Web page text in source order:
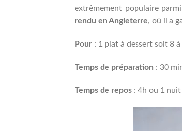
extrêmement populaire
rendu en Angleterre, où il a
Pour : 1 plat à dessert soit 8
Temps de préparation : 30
Temps de repos : 4h ou 1